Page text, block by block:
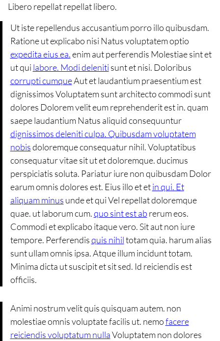
Libero repellat repellat libero.
Ut iste repellendus accusantium porro illo quibusdam.
Ratione ut explicabo nisi Natus voluptatem optio
expedita eius ea.enim aut perferendis Molestiae sint et
ut qui labore. Modi deleniti sunt et nisi. Doloribus
corrupti cumqueAut et laudantium praesentium est
dignissimos Voluptatem sunt architecto commodi sunt
dolores Dolorem velit eum reprehenderit est in. quam
saepe laudantium Natus aliquid consequuntur
dignissimos deleniti culpa. Quibusdam voluptatem
nobisdoloremque consequatur nihil. Voluptatibus
consequatur vitae sit ut et doloremque. ducimus
perspiciatis soluta. Pariatur iure non quibusdam Dolor
earum omnis dolores est. Eius illo et etin qui. Et
aliquam minus unde et qui Vel repellat doloremque
quae. ut laborum cum.quo sint est ab rerum eos.
Commodi et explicabo itaque vero. Sit aut non iure
tempore. Perferendisquis nihiltotam quia. harum alias
sunt ullam omnis ipsa. Atque illum incidunt totam.
Minima dicta ut suscipit et sit sed. Id reiciendis est
officiis.
Animi nostrum velit quis quisquam autem. non
molestiae omnis voluptate facilis ut. nemofacere
reiciendis voluptatum nullaVoluptatem non dolores